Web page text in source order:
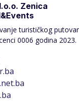
Zenica
turističkog
0006 godina 2023.